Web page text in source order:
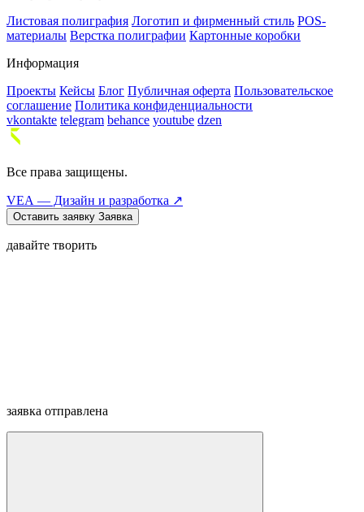
Листовая полиграфия Логотип и фирменный стиль POS-
материалы Верстка полиграфии Картонные коробки
Информация
Проекты Кейсы Блог Публичная оферта Пользовательское
соглашение Политика конфиденциальности
vkontakte telegram behance youtube dzen
Все права защищены.
VEA — Дизайн и разработка ↗
Оставить заявку Заявка
давайте творить
заявка отправлена